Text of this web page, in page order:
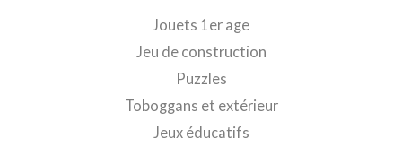
Jouets 1er age
Jeu de construction
Puzzles
Toboggans et extérieur
Jeux éducatifs